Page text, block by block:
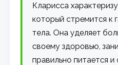
Кларисса
который стремится к
тела. Она уделяет
своему здоровью,
правильно питается и